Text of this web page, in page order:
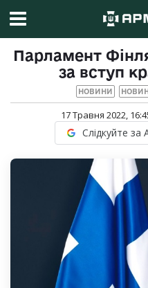
Парламент
за вступ
НОВИНИ
17 Травня 2022,
Слідкуйте за